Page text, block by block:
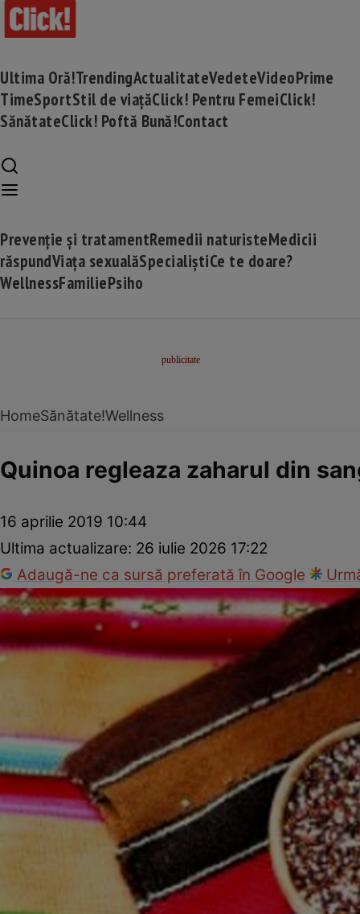
Ultima Oră!TrendingActualitateVedeteVideoPrime
TimeSportStil de viațăClick! Pentru FemeiClick!
SănătateClick! Poftă Bună!Contact
Prevenție și tratamentRemedii naturisteMedicii
răspundViața sexualăSpecialiștiCe te doare?
WellnessFamiliePsiho
HomeSănătate!Wellness
Quinoa regleaza zaharul din
16 aprilie 2019 10:44
Ultima actualizare: 26 iulie 2026 17:22
Adaugă-ne ca sursă preferată în Google